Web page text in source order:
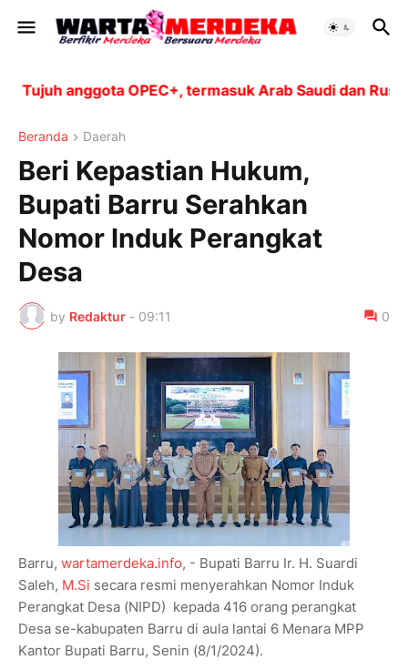
anggota OPEC+, termasuk Arab Saudi dan Rusia,
Beranda Daerah
Beri Kepastian Hukum,
Bupati Barru Serahkan
Nomor Induk Perangkat
Desa
by Redaktur - 09:11 0
Barru, wartamerdeka.info, - Bupati Barru Ir. H. Suardi
Saleh, M.Si secara resmi menyerahkan Nomor Induk
Perangkat Desa (NIPD) kepada 416 orang perangkat
Desa se-kabupaten Barru di aula lantai 6 Menara MPP
Kantor Bupati Barru, Senin (8/1/2024).